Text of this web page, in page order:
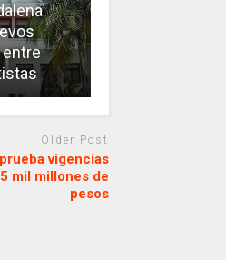
Older Post
vigencias
mil millones de
pesos